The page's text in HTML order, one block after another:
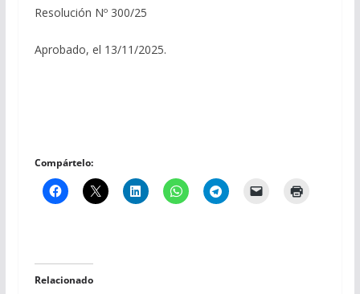
Resolución Nº 300/25
Aprobado, el 13/11/2025.
Compártelo:
Relacionado